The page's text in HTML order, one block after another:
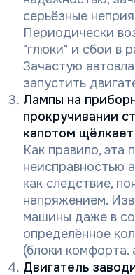
серьёзные
Периодически
"глюки" и сбои в
Зачастую
запустить
Лампы на
прокручивании
капотом
Как правило, эта
неисправностью
как следствие,
напряжением.
машины даже в
определённое
(блоки комфорта.
Двигатель